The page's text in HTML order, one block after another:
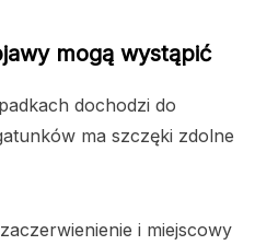
mogą wystąpić
dochodzi do
ma szczęki zdolne
i miejscowy